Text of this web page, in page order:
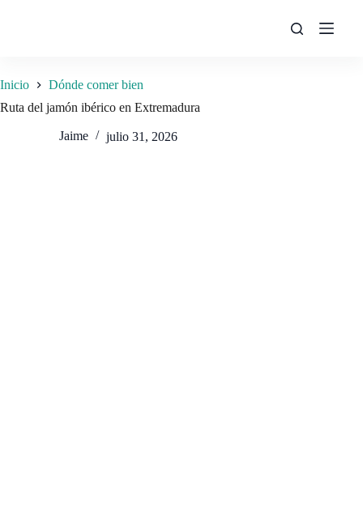
Inicio
Dónde comer bien
Ruta del jamón ibérico en Extremadura
Jaime julio 31, 2026